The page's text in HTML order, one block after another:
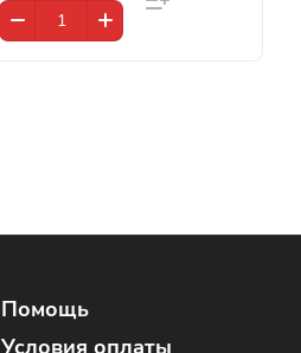
Помощь
Условия оплаты